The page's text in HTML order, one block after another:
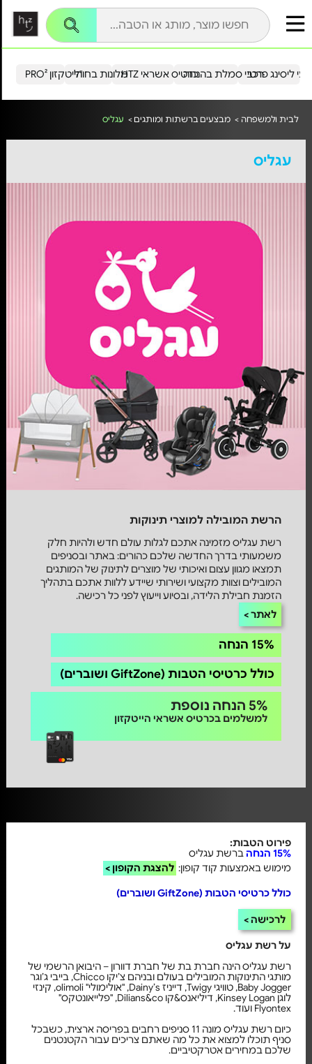
הייטקזון PRO²מלונות בחו"ל כרטיס אשראי HTZ ליסינג פרטירכבי סמלת בהנחה
לבית ולמשפחה > מבצעים ברשתות ומותגים > עגליס
עגליס
הרשת המובילה למוצרי תינוקות
רשת עגליס מזמינה אתכם לגלות עולם חדש ולהיות חלק
משמעותי בדרך החדשה שלכם כהורים: באתר ובסניפים
תמצאו מגוון עצום ואיכותי של מוצרים לתינוק של המותגים
המובילים וצוות מקצועי ושירותי שיידע ללוות אתכם בתהליך
הזמנת חבילת הלידה, ובסיוע וייעוץ לפני כל רכישה.
לאתר
15% הנחה
כולל כרטיסי הטבות (GiftZone ושוברים)
5% הנחה נוספת
למשלמים בכרטיס אשראי הייטקזון
פירוט הטבות:
15% הנחה
ברשת עגליס
מימוש באמצעות קוד קופון: להצגת הקופון >
כולל כרטיסי הטבות (GiftZone ושוברים)
לרכישה
על רשת עגליס
רשת עגליס הינה חברת בת של חברת דוורון – היבואן הרשמי של
מותגי התינוקות המובילים בעולם ובניהם צ’יקו Chicco, בייבי ג’וגר
Baby Jogger, טוויגי Twigy, דייניז Dainy’s, "אולימולי" olimoli, קינזי
לוגן Kinsey Logan, דיליאנס&קו Dilians&co, "פלייאונטקס"
Flyontex ועוד.
כיום רשת עגליס מונה 11 סניפים רחבים בפריסה ארצית, כשבכל
סניף תוכלו למצוא את כל מה שאתם צריכים עבור הקטנטנים
שלכם במחירים אטרקטיביים.